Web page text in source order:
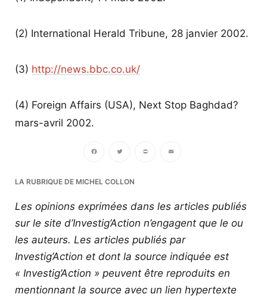
(2) International Herald Tribune, 28 janvier 2002.
(3) http://news.bbc.co.uk/
(4) Foreign Affairs (USA), Next Stop Baghdad?
mars-avril 2002.
LA RUBRIQUE DE MICHEL COLLON
Les opinions exprimées dans les articles publiés
sur le site d’Investig’Action n’engagent que le ou
les auteurs. Les articles publiés par
Investig’Action et dont la source indiquée est
« Investig’Action » peuvent être reproduits en
mentionnant la source avec un lien hypertexte